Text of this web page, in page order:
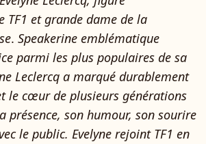
TF1 et grande dame de la
. Speakerine emblématique
parmi les plus populaires de sa
Leclercq a marqué durablement
le cœur de plusieurs générations
présence, son humour, son sourire
le public. Evelyne rejoint TF1 en